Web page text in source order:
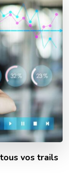
vos trails